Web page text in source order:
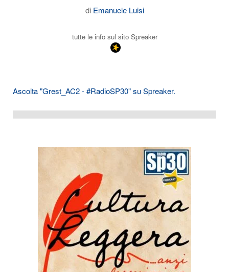
di Emanuele Luisi
tutte le info sul sito Spreaker
Ascolta "Grest_AC2 - #RadioSP30" su Spreaker.